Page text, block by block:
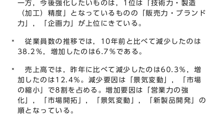
一方，今後強化したいものは，1位は「技術力・製造
（加工）精度」となっているものの「販売力・ブランド
力」，「企画力」が上位にきている。
従業員数の推移では，10年前と比べて減少したのは
38.2％，増加したのは6.7％である。
売上高では，昨年に比べて減少したのは60.3％，増
加したのは12.4％。減少要因は「景気変動」，「市場
の縮小」で8割を占める。増加要因は「営業力の強
化」，「市場開拓」，「景気変動」，「新製品開発」の
順となっている。